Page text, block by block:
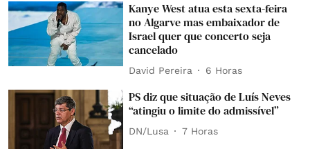
Kanye West atua esta sexta-feira
no Algarve mas embaixador de
Israel quer que concerto seja
cancelado
David Pereira 6 Horas
PS diz que situação de Luís Neves
“atingiu o limite do admissível”
DN/Lusa 7 Horas